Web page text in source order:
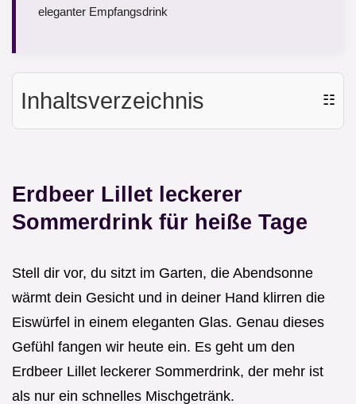
eleganter Empfangsdrink
Inhaltsverzeichnis ☷
Erdbeer Lillet leckerer
Sommerdrink für heiße Tage
Stell dir vor, du sitzt im Garten, die Abendsonne
wärmt dein Gesicht und in deiner Hand klirren die
Eiswürfel in einem eleganten Glas. Genau dieses
Gefühl fangen wir heute ein. Es geht um den
Erdbeer Lillet leckerer Sommerdrink, der mehr ist
als nur ein schnelles Mischgetränk.